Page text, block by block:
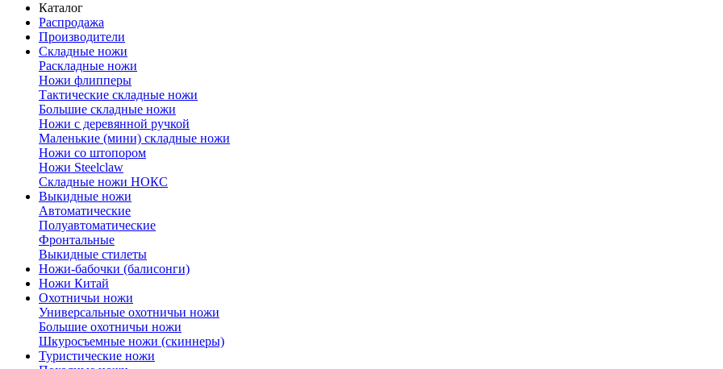
Каталог
Распродажа
Производители
Складные ножи
Раскладные ножи
Ножи флипперы
Тактические складные ножи
Большие складные ножи
Ножи с деревянной ручкой
Маленькие (мини) складные ножи
Ножи со штопором
Ножи Steelclaw
Складные ножи НОКС
Выкидные ножи
Автоматические
Полуавтоматические
Фронтальные
Выкидные стилеты
Ножи-бабочки (балисонги)
Ножи Китай
Охотничьи ножи
Универсальные охотничьи ножи
Большие охотничьи ножи
Шкуросъемные ножи (скиннеры)
Туристические ножи